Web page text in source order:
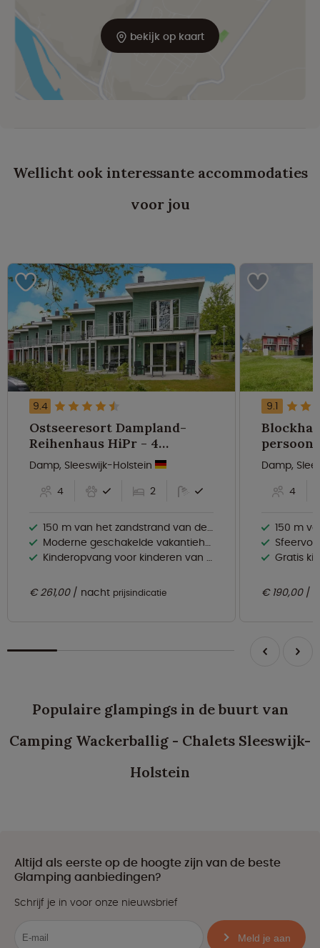
bekijk op kaart
Wellicht ook interessante accommodaties
voor jou
9.4
Ostseeresort Dampland-
Reihenhaus HiPr - 4
persoons
Damp, Sleeswijk-Holstein
4
2
150 m van het zandstrand van de Oostzee
Moderne geschakelde vakantiehuizen
Kinderopvang voor kinderen van 1–12 jaar
€ 261,00 nacht prijsindicatie
9.1
persoons
Damp,
4
150 m
Sfeervol
Gratis
€ 190,00
Populaire glampings in de buurt van
Camping Wackerballig - Chalets Sleeswijk-
Holstein
Altijd als eerste op de hoogte zijn van de beste
Glamping aanbiedingen?
Schrijf je in voor onze nieuwsbrief
Meld je aan